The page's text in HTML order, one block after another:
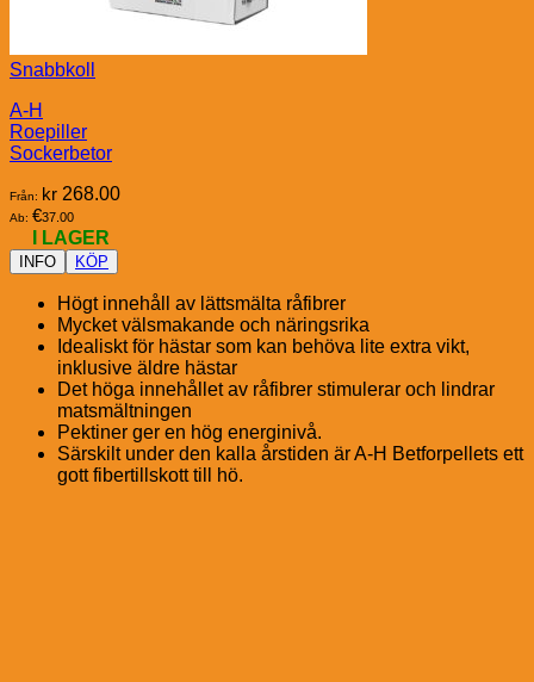
Snabbkoll
A-H
Roepiller
Sockerbetor
Från: kr 268.00
Ab: €37.00
I LAGER
INFO KÖP
Högt innehåll av lättsmälta råfibrer
Mycket välsmakande och näringsrika
Idealiskt för hästar som kan behöva lite extra vikt,
inklusive äldre hästar
Det höga innehållet av råfibrer stimulerar och lindrar
matsmältningen
Pektiner ger en hög energinivå.
Särskilt under den kalla årstiden är A-H Betforpellets ett
gott fibertillskott till hö.